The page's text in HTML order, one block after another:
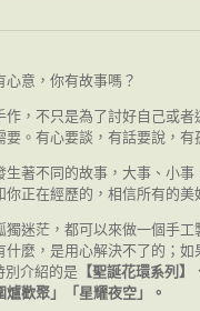
意，你有故事嗎？
作，不只是為了討好自己或者
要。有心要談，有話要說，有
生著不同的故事，大事、小
你正在經歷的，相信所有的美
獨迷茫，都可以來做一個手工
什麼，是用心解決不了的；如
別介紹的是 【聖誕花環系列
爐歡聚」「星耀夜空」。